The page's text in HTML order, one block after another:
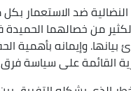
ضد الاستعمار
من خصالهما
بيانها. وإيمانه
القائمة على سياسة